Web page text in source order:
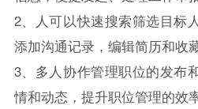
2、人可以快速搜索筛选目标
添加沟通记录，编辑简历和收藏
3、多人协作管理职位的发布
情和动态，提升职位管理的效率